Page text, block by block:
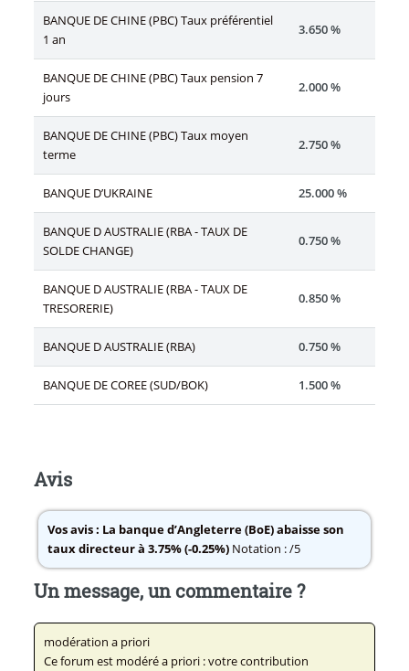
BANQUE DE CHINE (PBC) Taux préférentiel
1 an
3.650 %
BANQUE DE CHINE (PBC) Taux pension 7
jours
2.000 %
BANQUE DE CHINE (PBC) Taux moyen
terme
2.750 %
BANQUE D’UKRAINE 25.000 %
BANQUE D AUSTRALIE (RBA - TAUX DE
SOLDE CHANGE)
0.750 %
BANQUE D AUSTRALIE (RBA - TAUX DE
TRESORERIE)
0.850 %
BANQUE D AUSTRALIE (RBA) 0.750 %
BANQUE DE COREE (SUD/BOK) 1.500 %
Avis
Vos avis : La banque d’Angleterre (BoE) abaisse son
taux directeur à 3.75% (-0.25%)Notation : /5
Un message, un commentaire ?
modération a priori
Ce forum est modéré a priori : votre contribution